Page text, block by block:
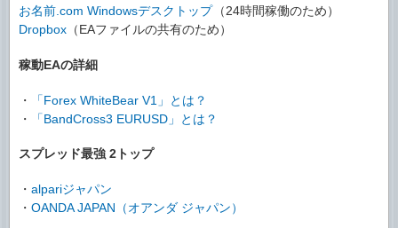
お名前.com Windowsデスクトップ （24時間稼働のため）
Dropbox （EAファイルの共有のため）
稼動EAの詳細
・
「Forex WhiteBear V1」とは？
・
「BandCross3 EURUSD」とは？
スプレッド最強 2トップ
・ alpariジャパン
・ OANDA JAPAN（オアンダ ジャパン）